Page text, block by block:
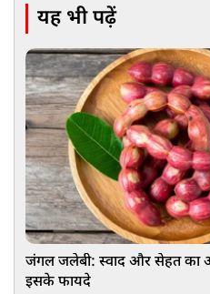
यह भी पढ़ें
जंगल जलेबी: स्वाद और सेहत का
इसके फायदे